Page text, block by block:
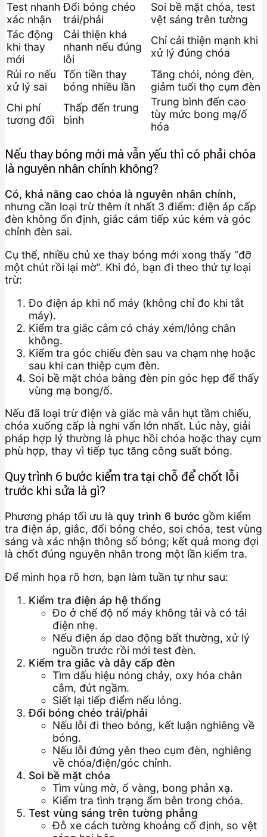
Test nhanh
xác nhận
Đổi bóng chéo
trái/phải
Soi bề mặt chóa, test
vệt sáng trên tường
Tác động
khi thay
mới
Cải thiện khá
nhanh nếu đúng
lỗi
Chỉ cải thiện mạnh khi
xử lý đúng chóa
Rủi ro nếu
xử lý sai
Tốn tiền thay
bóng nhiều lần
Tăng chói, nóng đèn,
giảm tuổi thọ cụm đèn
Chi phí
tương đối
Thấp đến trung
bình
Trung bình đến cao
tùy mức bong mạ/ố
hóa
Nếu thay bóng mới mà vẫn yếu thì có phải chóa
là nguyên nhân chính không?
Có, khả năng cao chóa là nguyên nhân chính,
nhưng cần loại trừ thêm ít nhất 3 điểm: điện áp cấp
đèn không ổn định, giắc cắm tiếp xúc kém và góc
chỉnh đèn sai.
Cụ thể, nhiều chủ xe thay bóng mới xong thấy “đỡ
một chút rồi lại mờ”. Khi đó, bạn đi theo thứ tự loại
trừ:
Đo điện áp khi nổ máy (không chỉ đo khi tắt
máy).
Kiểm tra giắc cắm có cháy xém/lỏng chân
không.
Kiểm tra góc chiếu đèn sau va chạm nhẹ hoặc
sau khi can thiệp cụm đèn.
Soi bề mặt chóa bằng đèn pin góc hẹp để thấy
vùng mạ bong/ố.
Nếu đã loại trừ điện và giắc mà vẫn hụt tầm chiếu,
chóa xuống cấp là nghi vấn lớn nhất. Lúc này, giải
pháp hợp lý thường là phục hồi chóa hoặc thay cụm
phù hợp, thay vì tiếp tục tăng công suất bóng.
Quy trình 6 bước kiểm tra tại chỗ để chốt lỗi
trước khi sửa là gì?
Phương pháp tối ưu là quy trình 6 bước gồm kiểm
tra điện áp, giắc, đổi bóng chéo, soi chóa, test vùng
sáng và xác nhận thông số bóng; kết quả mong đợi
là chốt đúng nguyên nhân trong một lần kiểm tra.
Để minh họa rõ hơn, bạn làm tuần tự như sau:
Kiểm tra điện áp hệ thống
Đo ở chế độ nổ máy không tải và có tải
điện nhẹ.
Nếu điện áp dao động bất thường, xử lý
nguồn trước rồi mới test đèn.
Kiểm tra giắc và dây cấp đèn
Tìm dấu hiệu nóng chảy, oxy hóa chân
cắm, đứt ngầm.
Siết lại tiếp điểm nếu lỏng.
Đổi bóng chéo trái/phải
Nếu lỗi đi theo bóng, kết luận nghiêng về
bóng.
Nếu lỗi đứng yên theo cụm đèn, nghiêng
về chóa/điện/góc chỉnh.
Soi bề mặt chóa
Tìm vùng mờ, ố vàng, bong phản xạ.
Kiểm tra tình trạng ẩm bên trong chóa.
Test vùng sáng trên tường phẳng
Đỗ xe cách tường khoảng cố định, so vệt